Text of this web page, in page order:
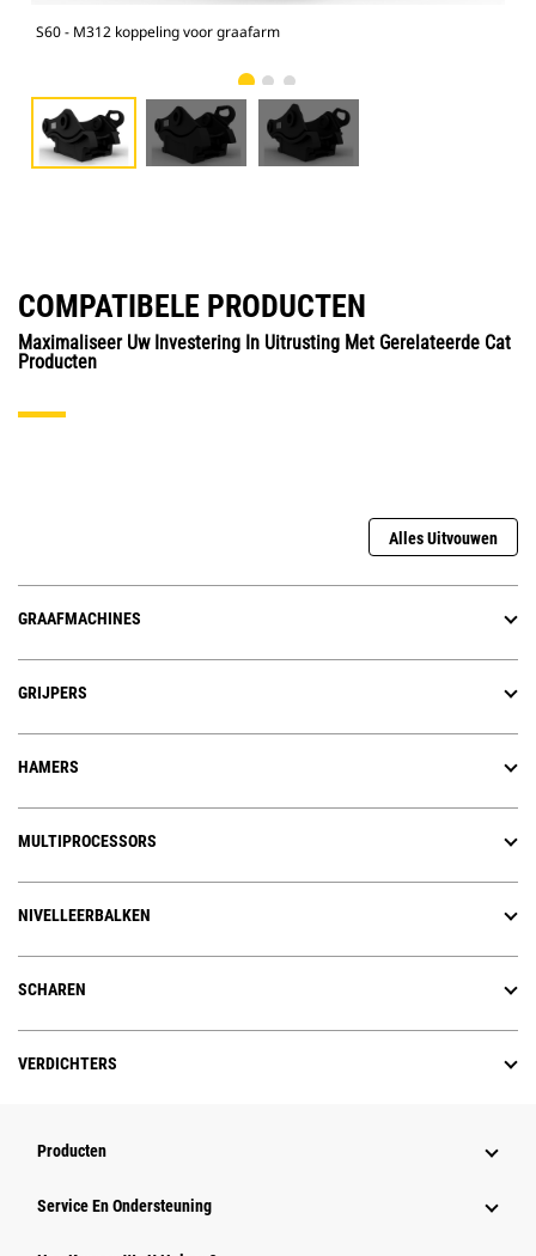
S60 - M312 koppeling voor graafarm
COMPATIBELE PRODUCTEN
Maximaliseer Uw Investering In Uitrusting Met Gerelateerde Cat
Producten
Alles Uitvouwen
GRAAFMACHINES
GRIJPERS
HAMERS
MULTIPROCESSORS
NIVELLEERBALKEN
SCHAREN
VERDICHTERS
Producten
Service En Ondersteuning